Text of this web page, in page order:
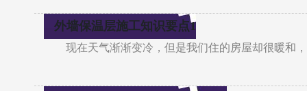
外墙保温层施工知识要点1
现在天气渐渐变冷，但是我们住的房屋却很暖和